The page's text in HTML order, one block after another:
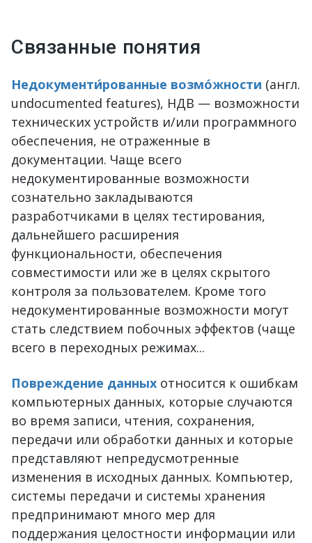
Связанные понятия
Недокументи́рованные возмо́жности (англ.
undocumented features), НДВ — возможности
технических устройств и/или программного
обеспечения, не отраженные в
документации. Чаще всего
недокументированные возможности
сознательно закладываются
разработчиками в целях тестирования,
дальнейшего расширения
функциональности, обеспечения
совместимости или же в целях скрытого
контроля за пользователем. Кроме того
недокументированные возможности могут
стать следствием побочных эффектов (чаще
всего в переходных режимах...
Повреждение данных относится к ошибкам
компьютерных данных, которые случаются
во время записи, чтения, сохранения,
передачи или обработки данных и которые
представляют непредусмотренные
изменения в исходных данных. Компьютер,
системы передачи и системы хранения
предпринимают много мер для
поддержания целостности информации или